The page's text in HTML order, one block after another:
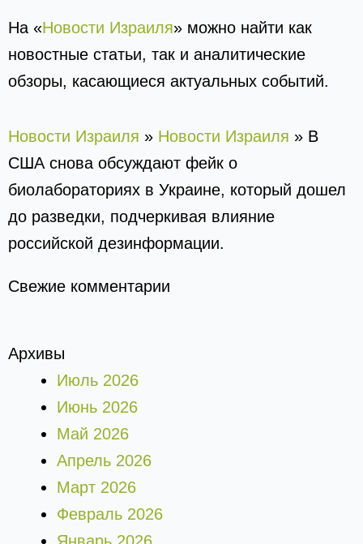
На «Новости Израиля» можно найти как
новостные статьи, так и аналитические
обзоры, касающиеся актуальных событий.
Новости Израиля » Новости Израиля » В
США снова обсуждают фейк о
биолабораториях в Украине, который дошел
до разведки, подчеркивая влияние
российской дезинформации.
Свежие комментарии
Архивы
Июль 2026
Июнь 2026
Май 2026
Апрель 2026
Март 2026
Февраль 2026